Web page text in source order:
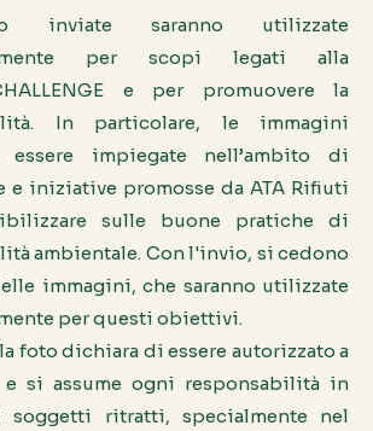
inviate saranno utilizzate
per scopi legati alla
e per promuovere la
In particolare, le immagini
essere impiegate nell’ambito di
e iniziative promosse da ATA Rifiuti
sulle buone pratiche di
ambientale. Con l'invio, si cedono
immagini, che saranno utilizzate
per questi obiettivi.
foto dichiara di essere autorizzato a
si assume ogni responsabilità in
soggetti ritratti, specialmente nel